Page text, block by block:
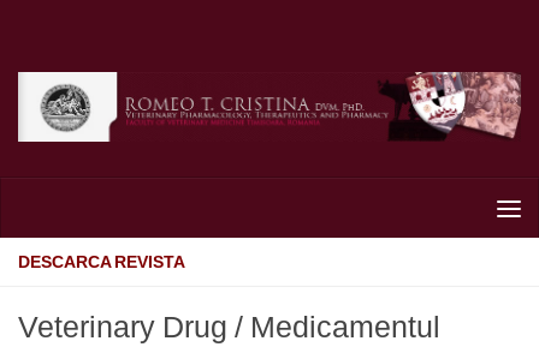
DESCARCA REVISTA
Veterinary Drug / Medicamentul